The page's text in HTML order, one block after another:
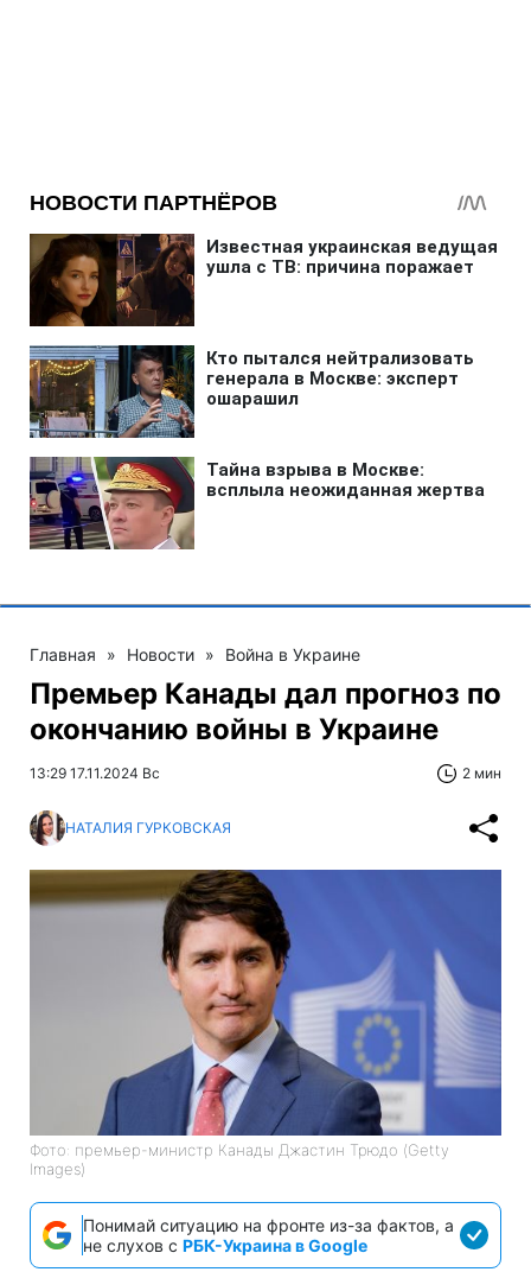
Главная » Новости » Война в Украине
Премьер Канады дал прогноз по
окончанию войны в Украине
13:29 17.11.2024 Вс 2 мин
НАТАЛИЯ ГУРКОВСКАЯ
Фото: премьер-министр Канады Джастин Трюдо (Getty
Images)
Понимай ситуацию на фронте из-за фактов, а
не слухов с РБК-Украина в Google